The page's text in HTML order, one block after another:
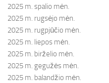
2025 m. spalio mėn.
2025 m. rugsėjo mėn.
2025 m. rugpjūčio mėn.
2025 m. liepos mėn.
2025 m. birželio mėn.
2025 m. gegužės mėn.
2025 m. balandžio mėn.